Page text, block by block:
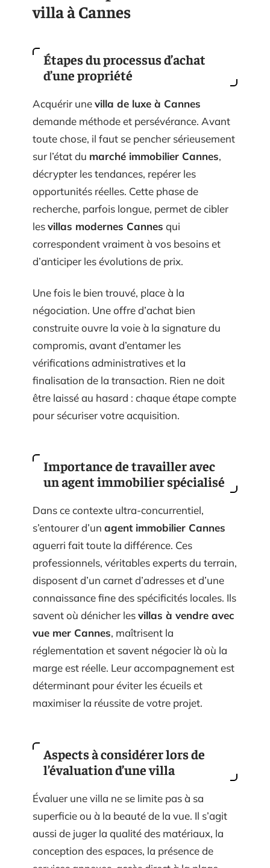
villa à Cannes
Étapes du processus d’achat
d’une propriété
Acquérir unevilla de luxe à Cannes
demande méthode et persévérance. Avant
toute chose, il faut se pencher sérieusement
sur l’état du marché immobilier Cannes,
décrypter les tendances, repérer les
opportunités réelles. Cette phase de
recherche, parfois longue, permet de cibler
lesvillas modernes Cannes qui
correspondent vraiment à vos besoins et
d’anticiper les évolutions de prix.
Une fois le bien trouvé, place à la
négociation. Une offre d’achat bien
construite ouvre la voie à la signature du
compromis, avant d’entamer les
vérifications administratives et la
finalisation de la transaction. Rien ne doit
être laissé au hasard : chaque étape compte
pour sécuriser votre acquisition.
Importance de travailler avec
un agent immobilier spécialisé
Dans ce contexte ultra-concurrentiel,
s’entourer d’un agent immobilier Cannes
aguerri fait toute la différence. Ces
professionnels, véritables experts du terrain,
disposent d’un carnet d’adresses et d’une
connaissance fine des spécificités locales. Ils
savent où dénicher lesvillas à vendre avec
vue mer Cannes, maîtrisent la
réglementation et savent négocier là où la
marge est réelle. Leur accompagnement est
déterminant pour éviter les écueils et
maximiser la réussite de votre projet.
Aspects à considérer lors de
l’évaluation d’une villa
Évaluer une villa ne se limite pas à sa
superficie ou à la beauté de la vue. Il s’agit
aussi de juger la qualité des matériaux, la
conception des espaces, la présence de